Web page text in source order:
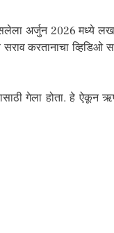
अर्जुन 2026 मध्ये
करतानाचा व्हिडिओ
गेला होता. हे ऐकून